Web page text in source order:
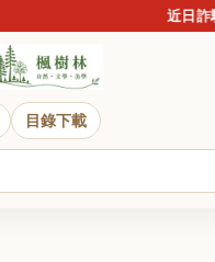
近日詐騙盛
目錄下載